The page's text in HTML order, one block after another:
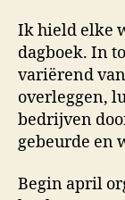
Ik hield elke
dagboek. In
variërend
overleggen,
bedrijven
gebeurde en
Begin april